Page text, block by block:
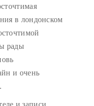
в лондонском
рады
и очень